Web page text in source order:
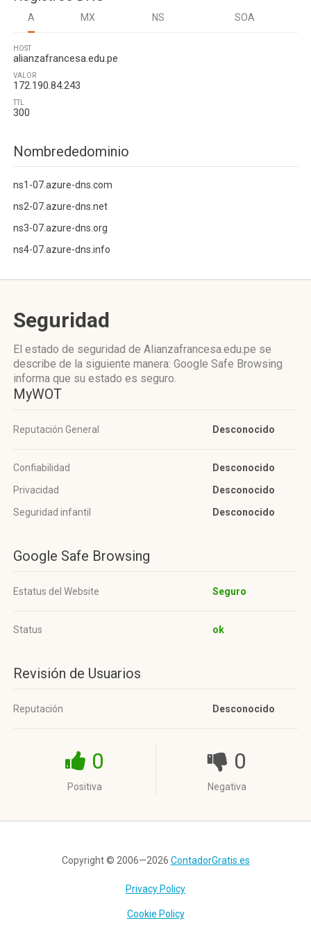
A MX NS SOA
HOST
alianzafrancesa.edu.pe
VALOR
172.190.84.243
TTL
300
Nombrededominio
ns1-07.azure-dns.com
ns2-07.azure-dns.net
ns3-07.azure-dns.org
ns4-07.azure-dns.info
Seguridad
El estado de seguridad de Alianzafrancesa.edu.pe se
describe de la siguiente manera: Google Safe Browsing
informa que su estado es seguro.
MyWOT
Reputación General Desconocido
Confiabilidad
Desconocido
Privacidad
Desconocido
Seguridad infantil
Desconocido
Google Safe Browsing
Estatus del Website Seguro
Status ok
Revisión de Usuarios
Reputación Desconocido
0
Positiva
0
Negativa
Copyright © 2006—2026 ContadorGratis.es
Privacy Policy
Cookie Policy